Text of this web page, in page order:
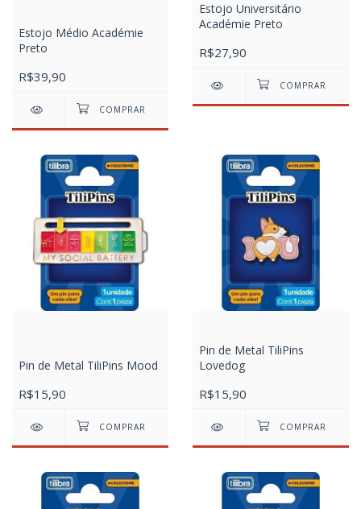
Estojo Médio Académie
Preto
R$39,90
Estojo Universitário
Académie Preto
R$27,90
Pin de Metal TiliPins Mood
R$15,90
Pin de Metal TiliPins
Lovedog
R$15,90